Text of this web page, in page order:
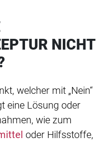
NICHT
welcher mit „Nein“
eine Lösung oder
wie zum
oder Hilfsstoffe,